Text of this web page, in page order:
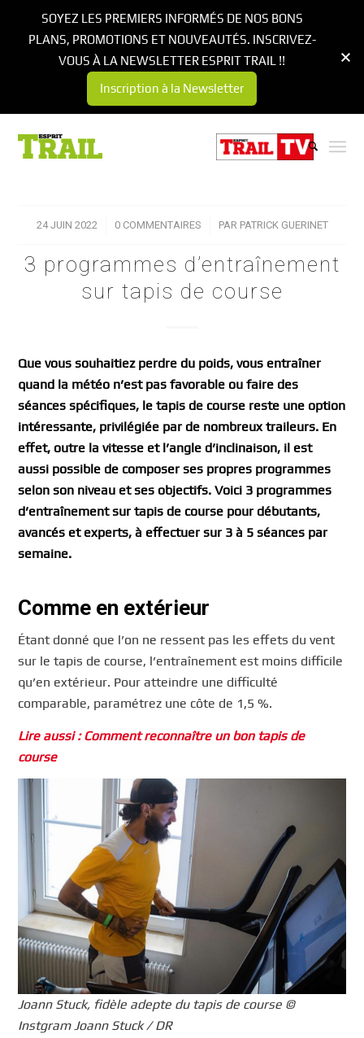
24 JUIN 2022
/ 0 COMMENTAIRES
/ PAR PATRICK GUERINET
3 programmes d’entraînement
sur tapis de course
Que vous souhaitiez perdre du poids, vous entraîner
quand la météo n’est pas favorable ou faire des
séances spécifiques, le tapis de course reste une option
intéressante, privilégiée par de nombreux traileurs. En
effet, outre la vitesse et l’angle d’inclinaison, il est
aussi possible de composer ses propres programmes
selon son niveau et ses objectifs. Voici 3 programmes
d’entraînement sur tapis de course pour débutants,
avancés et experts, à effectuer sur 3 à 5 séances par
semaine.
Comme en extérieur
Étant donné que l’on ne ressent pas les effets du vent
sur le tapis de course, l’entraînement est moins difficile
qu’en extérieur. Pour atteindre une difficulté
comparable, paramétrez une côte de 1,5 %.
Lire aussi : Comment reconnaître un bon tapis de
course
Joann Stuck, fidèle adepte du tapis de course ©
Instgram Joann Stuck / DR
SOYEZ LES PREMIERS INFORMÉS DE NOS BONS
PLANS, PROMOTIONS ET NOUVEAUTÉS. INSCRIVEZ-
VOUS À LA NEWSLETTER ESPRIT TRAIL !!
Inscription à la Newsletter